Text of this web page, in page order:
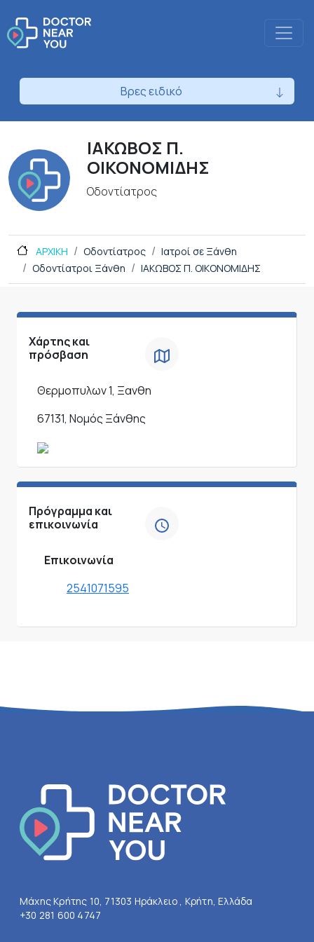
Βρες ειδικό
ΙΑΚΩΒΟΣ Π.
ΟΙΚΟΝΟΜΙΔΗΣ
Οδοντίατρος
ΑΡΧΙΚΗ Οδοντίατρος
Ιατροί σε Ξάνθη
Οδοντίατροι Ξάνθη
ΙΑΚΩΒΟΣ Π. ΟΙΚΟΝΟΜΙΔΗΣ
Χάρτης και
πρόσβαση
Θερμοπυλων 1, Ξανθη
67131, Νομός Ξάνθης
Πρόγραμμα και
επικοινωνία
Επικοινωνία
2541071595
Μάχης Κρήτης 10, 71303 Ηράκλειο , Κρήτη, Ελλάδα
+30 281 600 4747